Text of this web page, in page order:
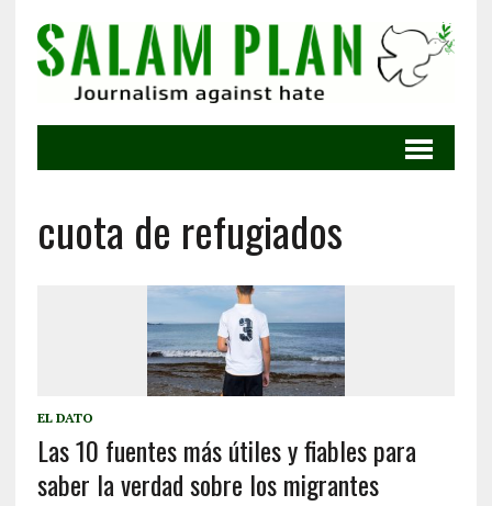
cuota de refugiados
EL DATO
Las 10 fuentes más útiles y fiables para
saber la verdad sobre los migrantes